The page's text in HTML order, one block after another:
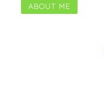
ABOUT ME